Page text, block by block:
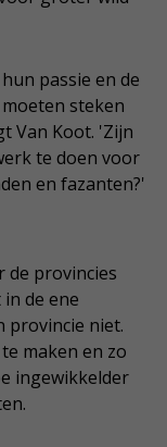
passie en de
steken
Van Koot. 'Zijn
te doen voor
en fazanten?'
de provincies
de ene
provincie niet.
maken en zo
ingewikkelder